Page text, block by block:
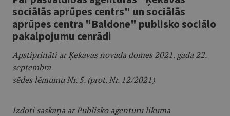
sociālās aprūpes centrs" un sociālās
aprūpes centra "Baldone" publisko sociālo
pakalpojumu cenrādi
Apstiprināti ar Ķekavas novada domes 2021. gada 22.
septembra
sēdes lēmumu Nr. 5. (prot. Nr. 12/2021)
Izdoti saskaņā ar Publisko aģentūru likuma